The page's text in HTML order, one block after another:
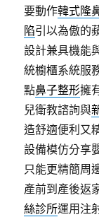
要動作韓式隆
陷引以為傲的
設計兼具機能
統櫥櫃系統服
點鼻子整形擁
兒衛教諮詢與
造舒適便利又
設備模仿分享
只能更精簡周
產前到產後返
絲診所運用注